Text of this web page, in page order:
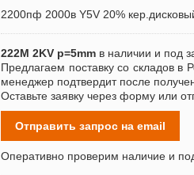
2200пф 2000в Y5V 20%
222M 2KV p=5mm в наличии и под
Предлагаем поставку со складов в
менеджер подтвердит после
Оставьте заявку через форму или
Отправить запрос на email
Оперативно проверим наличие и